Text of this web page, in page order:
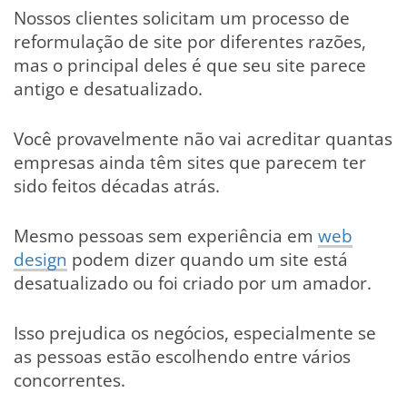
Nossos clientes solicitam um processo de
reformulação de site por diferentes razões,
mas o principal deles é que seu site parece
antigo e desatualizado.
Você provavelmente não vai acreditar quantas
empresas ainda têm sites que parecem ter
sido feitos décadas atrás.
Mesmo pessoas sem experiência em web
design podem dizer quando um site está
desatualizado ou foi criado por um amador.
Isso prejudica os negócios, especialmente se
as pessoas estão escolhendo entre vários
concorrentes.